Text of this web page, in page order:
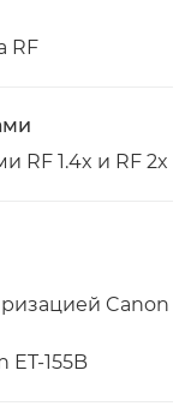
RF
RF 1.4x и RF 2x
Canon
ET-155B